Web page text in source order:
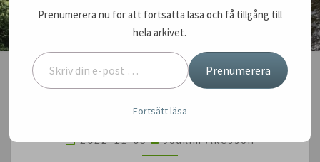
FRÅN
BILDER FRÅN STÄDDAGEN
2022-11-03 Joakim Akesson
Prenumerera nu för att fortsätta läsa och få tillgång till
hela arkivet.
Skriv din e-post …
Prenumerera
Fortsätt läsa